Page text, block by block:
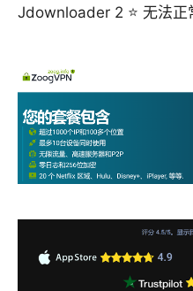
Jdownloader 2 ⭐ 无法正